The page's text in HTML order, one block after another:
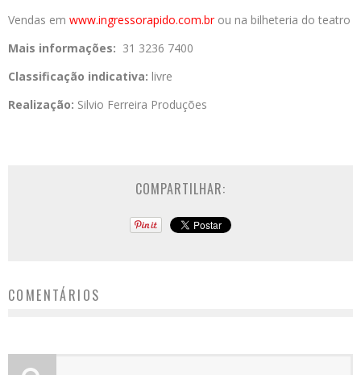
Vendas em www.ingressorapido.com.brou na bilheteria do teatro
Mais informações: 31 3236 7400
Classificação indicativa: livre
Realização: Silvio Ferreira Produções
COMPARTILHAR:
COMENTÁRIOS